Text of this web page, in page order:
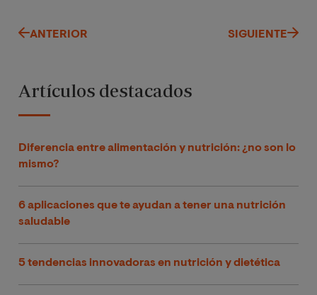
ANTERIOR SIGUIENTE
Artículos destacados
Diferencia entre alimentación y nutrición: ¿no son lo
mismo?
6 aplicaciones que te ayudan a tener una nutrición
saludable
5 tendencias innovadoras en nutrición y dietética